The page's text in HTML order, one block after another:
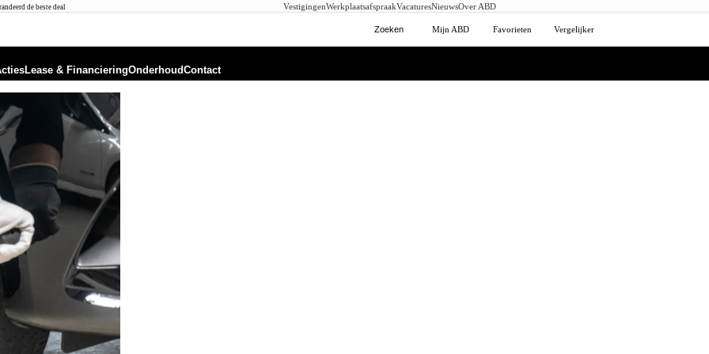
de beste deal VestigingenWerkplaatsafspraakVacaturesNieuwsOver ABD
Zoeken Mijn ABD Favorieten Vergelijker
Lease & FinancieringOnderhoudContact